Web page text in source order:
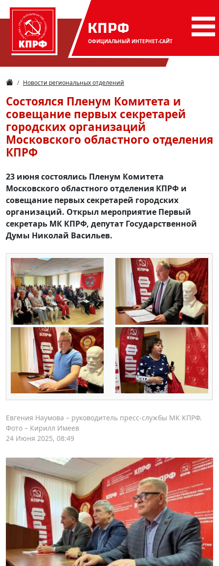
КПРФ
ОФИЦИАЛЬНЫЙ ИНТЕРНЕТ-САЙТ
Новости региональных отделений
Состоялся Пленум Комитета и
совещание первых секретарей
городских организаций
Московского областного отделения
КПРФ
23 июня состоялись Пленум Комитета
Московского областного отделения КПРФ и
совещание первых секретарей городских
организаций. Открыл мероприятие Первый
секретарь МК КПРФ, депутат Государственной
Думы Николай Васильев.
Евгения Наумова – руководитель пресс-службы МК КПРФ.
Фото – Кирилл Имеев
24 Июня 2025, 08:49